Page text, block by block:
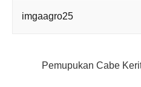
imgaagro25
Pemupukan Cabe